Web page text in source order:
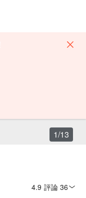
4.9 評論 36
1/13